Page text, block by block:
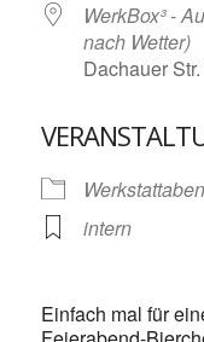
WerkBox³ -
nach Wetter)
Dachauer
intern
Einfach mal für